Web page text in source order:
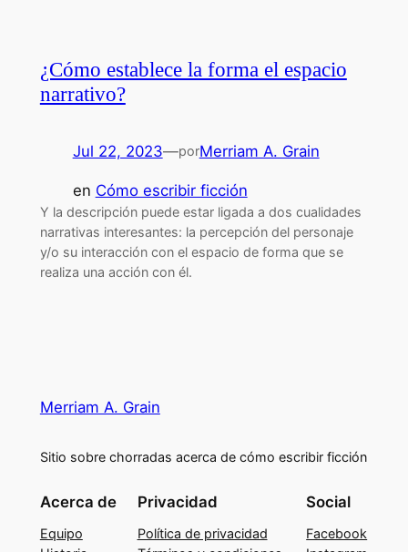
¿Cómo establece la forma el espacio
narrativo?
Jul 22, 2023—porMerriam A. Grain
en Cómo escribir ficción
Y la descripción puede estar ligada a dos cualidades
narrativas interesantes: la percepción del personaje
y/o su interacción con el espacio de forma que se
realiza una acción con él.
Merriam A. Grain
Sitio sobre chorradas acerca de cómo escribir ficción
Acerca de
Equipo
Privacidad
Política de privacidad
Social
Facebook